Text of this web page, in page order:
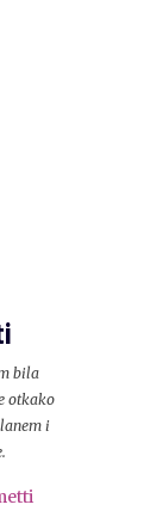
bila
otkako
i